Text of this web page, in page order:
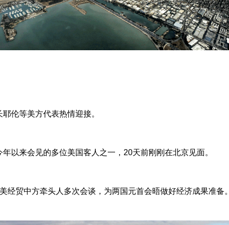
伦等美方代表热情迎接。
来会见的多位美国客人之一，20天前刚刚在北京见面。
贸中方牵头人多次会谈，为两国元首会晤做好经济成果准备